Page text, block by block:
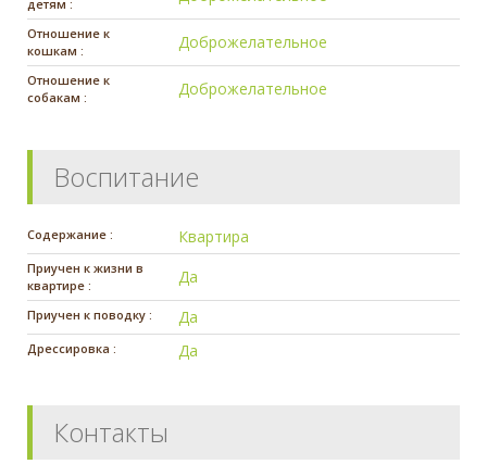
детям :
Отношение к
кошкам :
Доброжелательное
Отношение к
собакам :
Доброжелательное
Воспитание
Содержание : Квартира
Приучен к жизни в
квартире :
Да
Приучен к поводку : Да
Дрессировка : Да
Контакты